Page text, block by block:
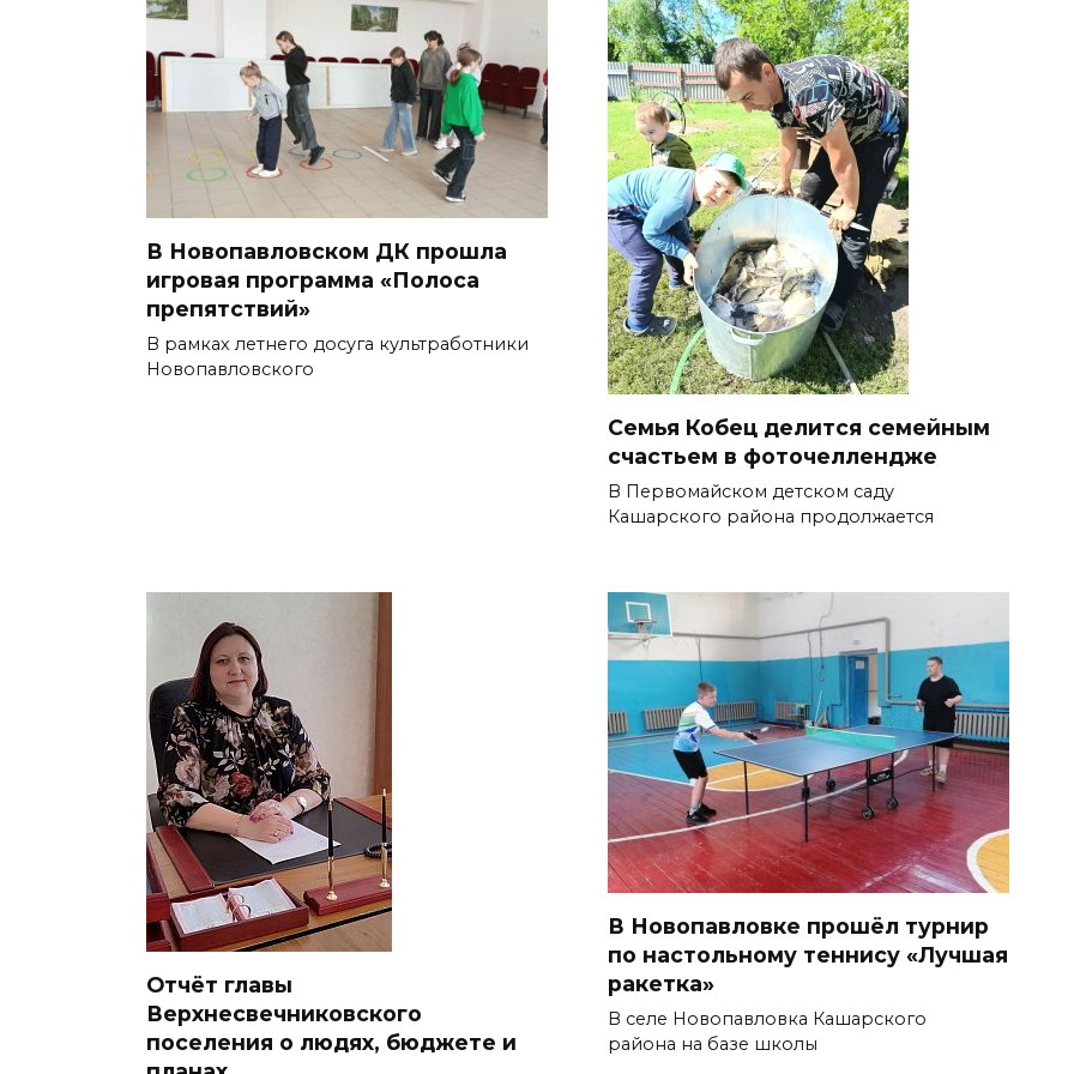
В Новопавловском ДК прошла
игровая программа «Полоса
препятствий»
В рамках летнего досуга культработники
Новопавловского
Семья Кобец делится семейным
счастьем в фоточеллендже
В Первомайском детском саду
Кашарского района продолжается
Отчёт главы
Верхнесвечниковского
поселения о людях, бюджете и
В Новопавловке прошёл турнир
по настольному теннису «Лучшая
ракетка»
В селе Новопавловка Кашарского
района на базе школы